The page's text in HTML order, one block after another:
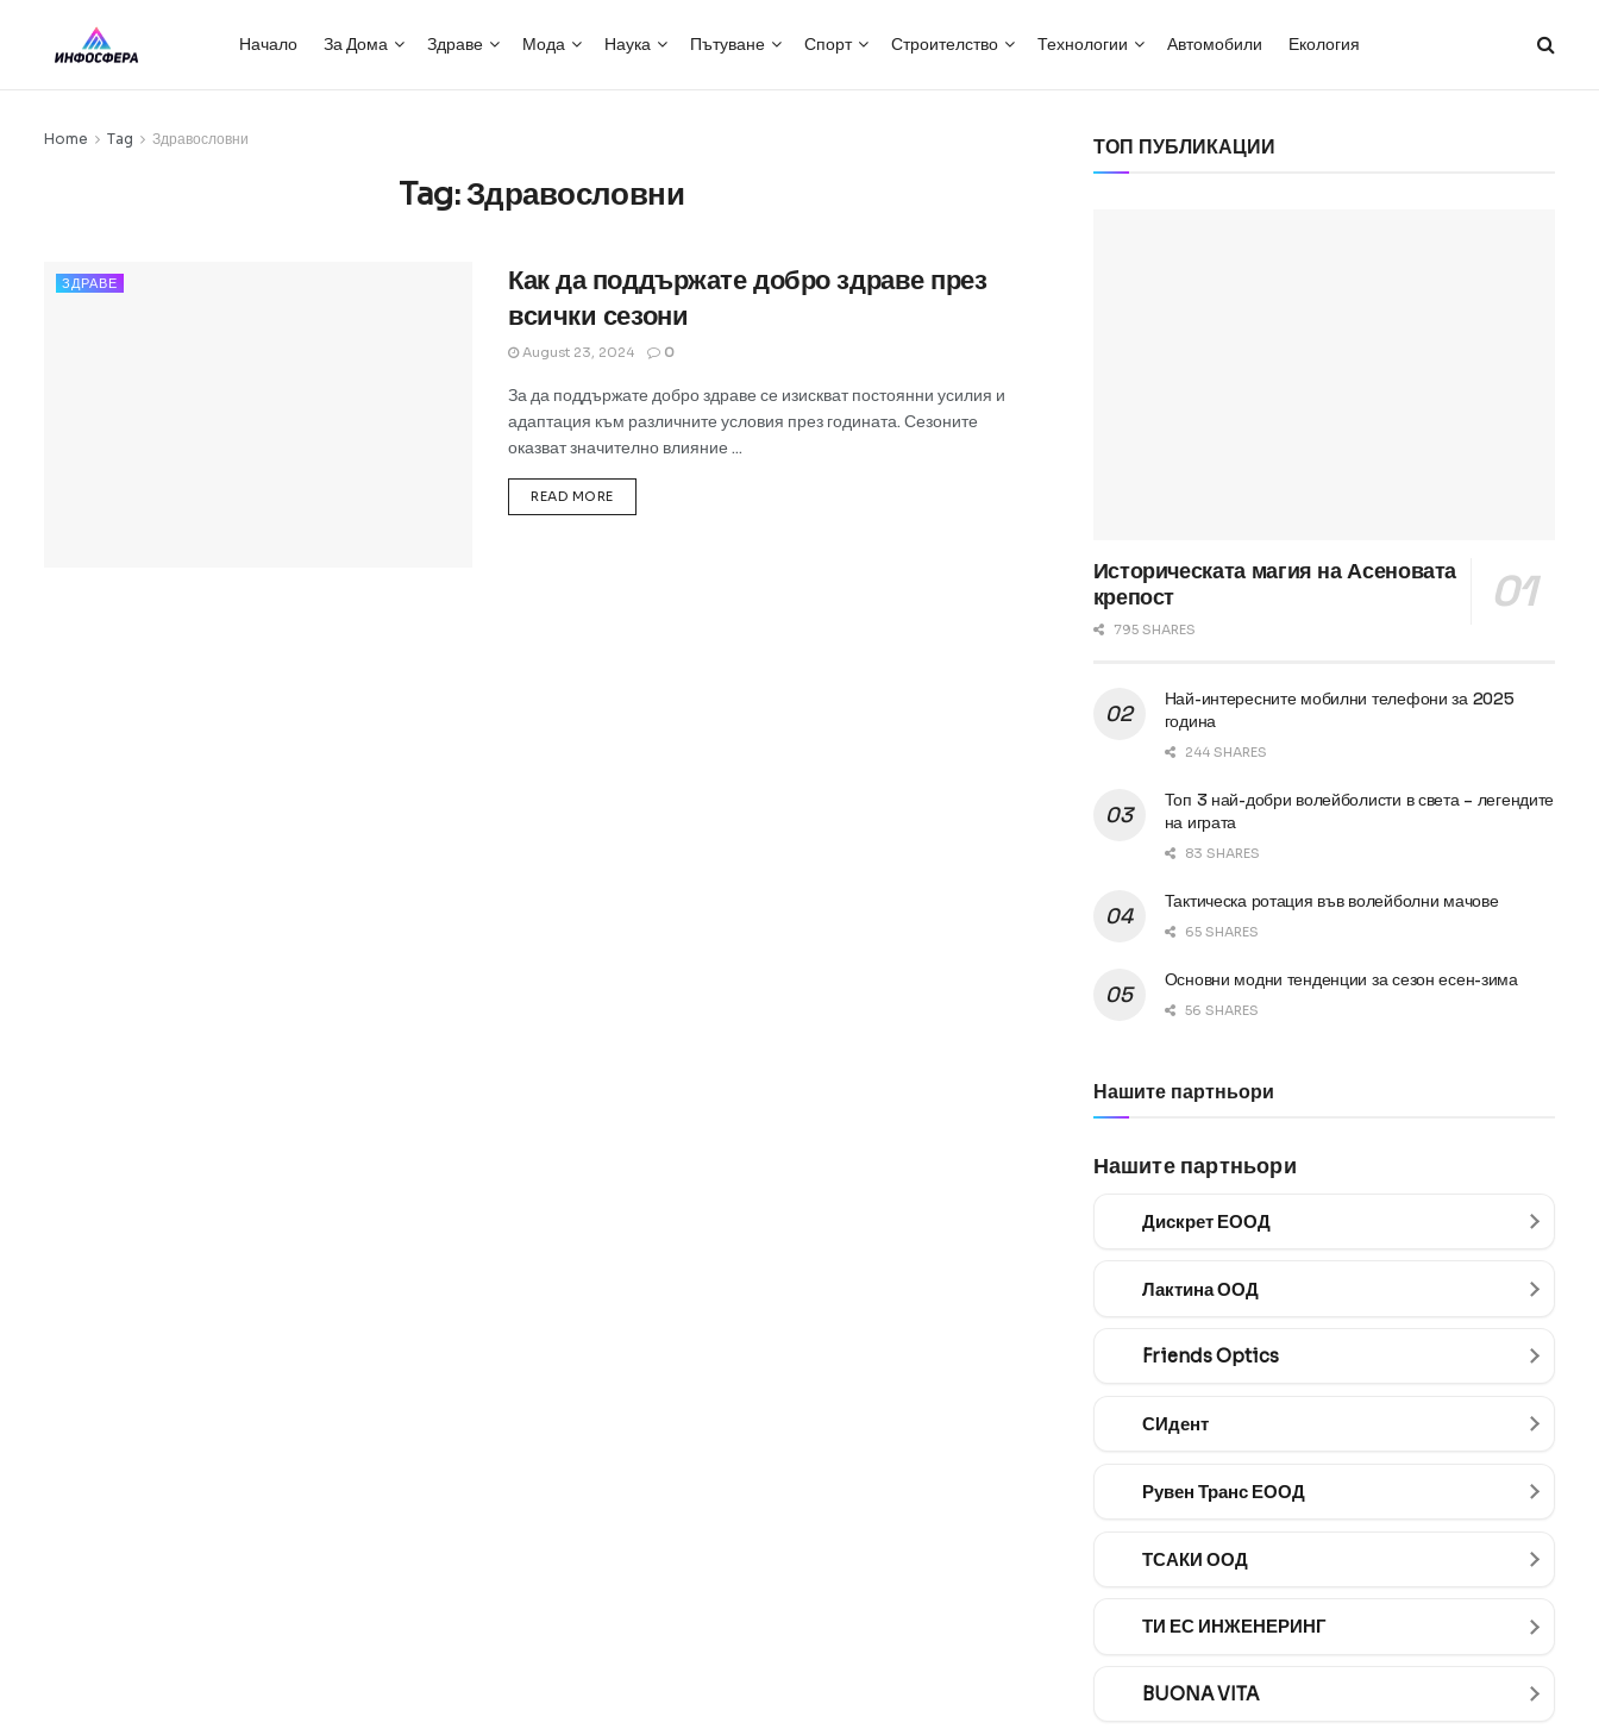
Начало За Дома Здраве Мода Наука Пътуване Спорт Строителство Технологии Автомобили Екология
Home Tag Здравословни
Tag:Здравословни
ЗДРАВЕ
Как да поддържате добро здраве през
всички сезони
August 23, 2024 0
За да поддържате добро здраве се изискват постоянни усилия и
адаптация към различните условия през годината. Сезоните
оказват значително влияние ...
READ MORE
ТОП ПУБЛИКАЦИИ
Историческата магия на Асеновата
крепост
795 SHARES
Най-интересните мобилни телефони за 2025
година
244 SHARES
Топ 3 най-добри волейболисти в света – легендите
на играта
83 SHARES
Тактическа ротация във волейболни мачове
65 SHARES
Основни модни тенденции за сезон есен-зима
56 SHARES
Нашите партньори
Нашите партньори
Дискрет ЕООД
Лактина ООД
Friends Optics
СИдент
Рувен Транс ЕООД
ТСАКИ ООД
ТИ ЕС ИНЖЕНЕРИНГ
BUONA VITA